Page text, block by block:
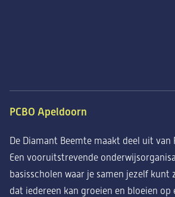
PCBO Apeldoorn
De Diamant Beemte maakt deel uit van
Een vooruitstrevende
basisscholen waar je samen jezelf kunt
dat iedereen kan groeien en bloeien op